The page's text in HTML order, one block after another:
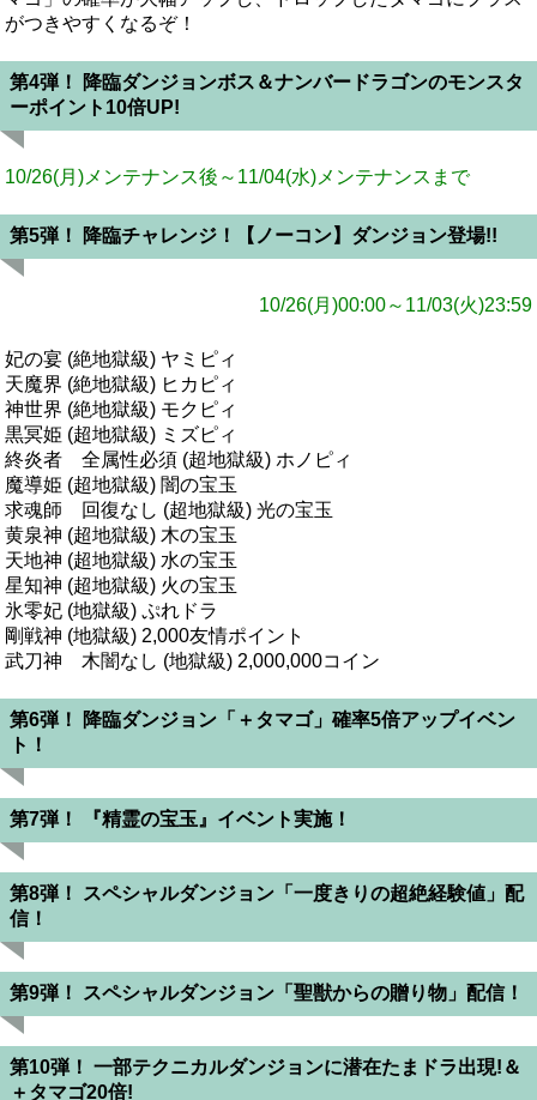
がつきやすくなるぞ！
第4弾！ 降臨ダンジョンボス＆ナンバードラゴンのモンスタ
ーポイント10倍UP!
10/26(月)メンテナンス後～11/04(水)メンテナンスまで
第5弾！ 降臨チャレンジ！【ノーコン】ダンジョン登場!!
10/26(月)00:00～11/03(火)23:59
妃の宴 (絶地獄級) ヤミピィ
天魔界 (絶地獄級) ヒカピィ
神世界 (絶地獄級) モクピィ
黒冥姫 (超地獄級) ミズピィ
終炎者 全属性必須 (超地獄級) ホノピィ
魔導姫 (超地獄級) 闇の宝玉
求魂師 回復なし (超地獄級) 光の宝玉
黄泉神 (超地獄級) 木の宝玉
天地神 (超地獄級) 水の宝玉
星知神 (超地獄級) 火の宝玉
氷零妃 (地獄級) ぷれドラ
剛戦神 (地獄級) 2,000友情ポイント
武刀神 木闇なし (地獄級) 2,000,000コイン
第6弾！ 降臨ダンジョン「＋タマゴ」確率5倍アップイベン
ト！
第7弾！ 『精霊の宝玉』イベント実施！
第8弾！ スペシャルダンジョン「一度きりの超絶経験値」配
信！
第9弾！ スペシャルダンジョン「聖獣からの贈り物」配信！
第10弾！ 一部テクニカルダンジョンに潜在たまドラ出現!＆
＋タマゴ20倍!